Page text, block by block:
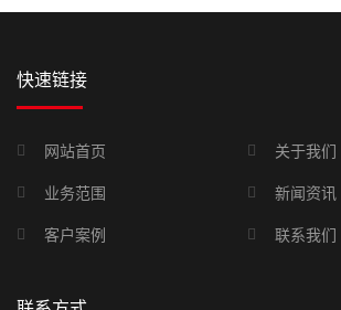
快速链接
网站首页 关于我们
业务范围 新闻资讯
客户案例 联系我们